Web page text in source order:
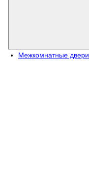
Межкомнатные двери